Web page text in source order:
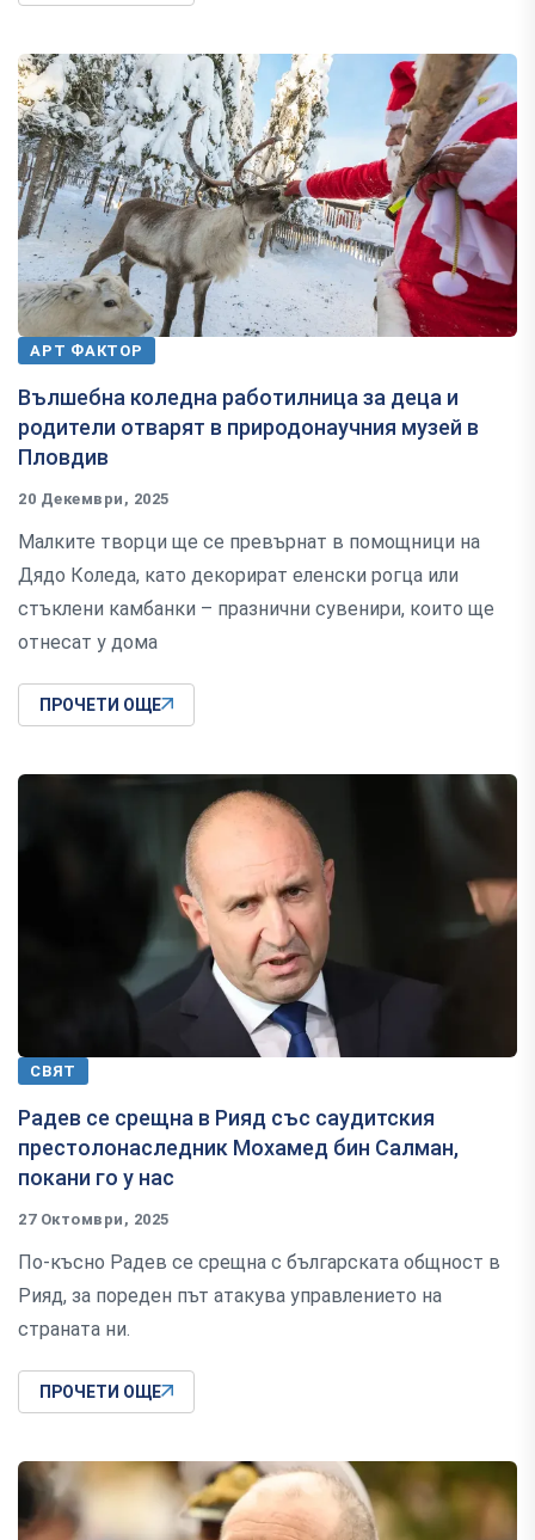
АРТ ФАКТОР
Вълшебна коледна работилница за деца и
родители отварят в природонаучния музей в
Пловдив
20 Декември, 2025
Малките творци ще се превърнат в помощници на
Дядо Коледа, като декорират еленски рогца или
стъклени камбанки – празнични сувенири, които ще
отнесат у дома
ПРОЧЕТИ ОЩЕ
СВЯТ
Радев се срещна в Рияд със саудитския
престолонаследник Мохамед бин Салман,
покани го у нас
27 Октомври, 2025
По-късно Радев се срещна с българската общност в
Рияд, за пореден път атакува управлението на
страната ни.
ПРОЧЕТИ ОЩЕ